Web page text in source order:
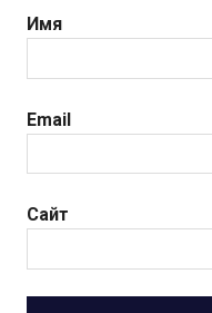
Имя
Email
Сайт